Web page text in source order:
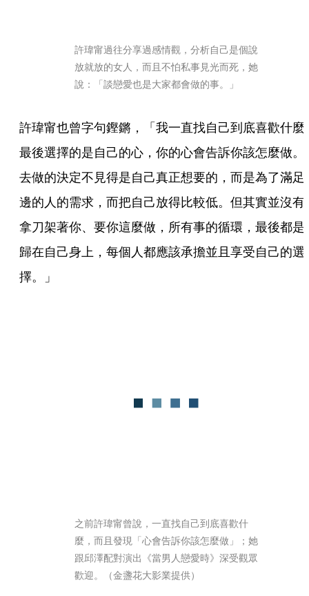
許瑋甯過往分享過感情觀，分析自己是個說
放就放的女人，而且不怕私事見光而死，她
說：「談戀愛也是大家都會做的事。」
許瑋甯也曾字句鏗鏘，「我一直找自己到底喜歡什麼
最後選擇的是自己的心，你的心會告訴你該怎麼做。
去做的決定不見得是自己真正想要的，而是為了滿足
邊的人的需求，而把自己放得比較低。但其實並沒有
拿刀架著你、要你這麼做，所有事的循環，最後都是
歸在自己身上，每個人都應該承擔並且享受自己的選
擇。」
之前許瑋甯曾說，一直找自己到底喜歡什
麼，而且發現「心會告訴你該怎麼做」；她
跟邱澤配對演出《當男人戀愛時》深受觀眾
歡迎。（金盞花大影業提供）